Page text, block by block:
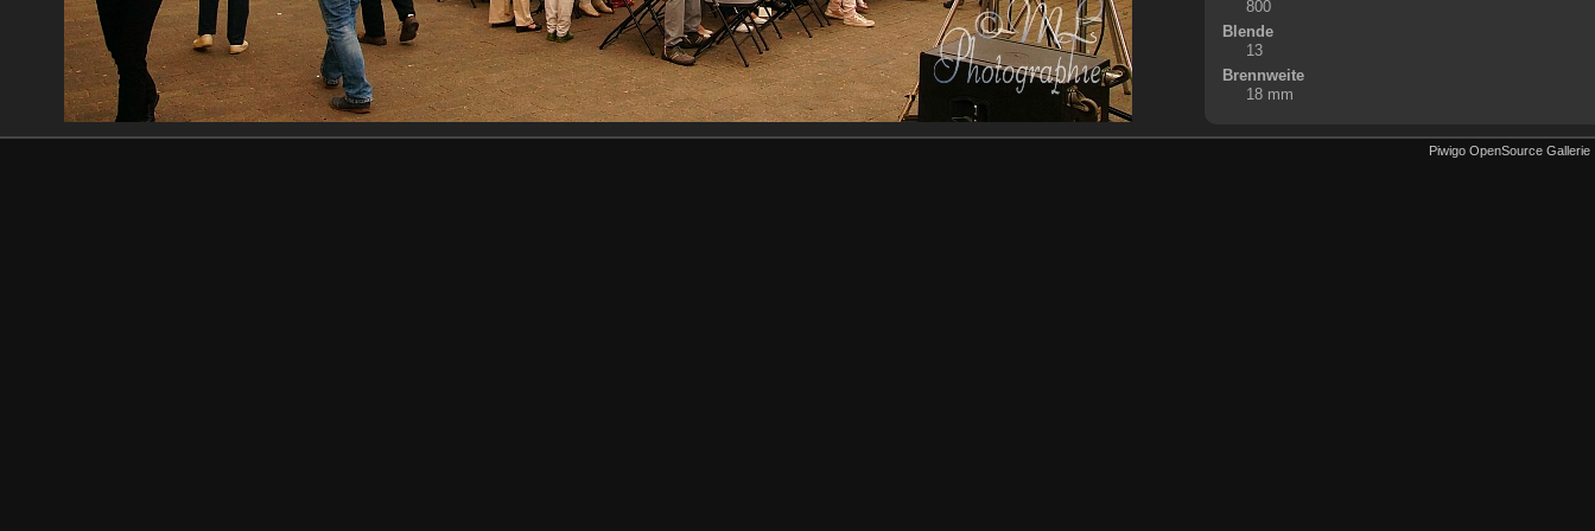
800
Blende
13
Brennweite
18 mm
Piwigo OpenSource Gallerie